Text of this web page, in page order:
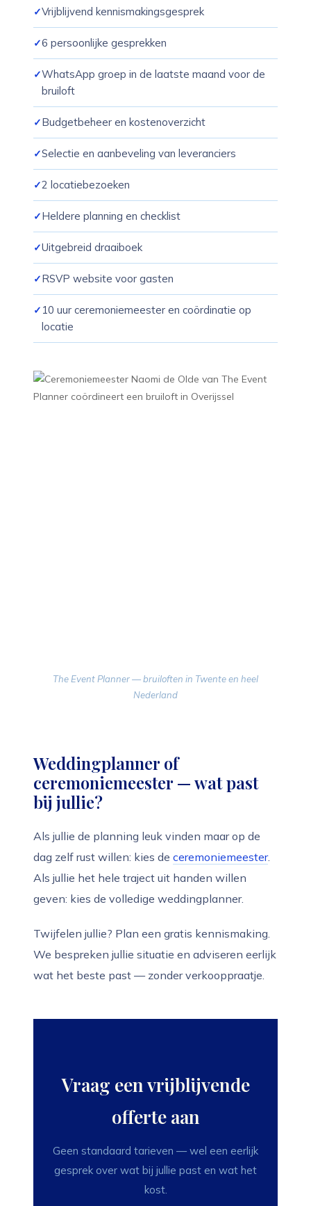
Vrijblijvend kennismakingsgesprek
6 persoonlijke gesprekken
WhatsApp groep in de laatste maand voor de
bruiloft
Budgetbeheer en kostenoverzicht
Selectie en aanbeveling van leveranciers
2 locatiebezoeken
Heldere planning en checklist
Uitgebreid draaiboek
RSVP website voor gasten
10 uur ceremoniemeester en coördinatie op
locatie
The Event Planner — bruiloften in Twente en heel
Nederland
Weddingplanner of
ceremoniemeester — wat past
bij jullie?
Als jullie de planning leuk vinden maar op de
dag zelf rust willen: kies de ceremoniemeester.
Als jullie het hele traject uit handen willen
geven: kies de volledige weddingplanner.
Twijfelen jullie? Plan een gratis kennismaking.
We bespreken jullie situatie en adviseren eerlijk
wat het beste past — zonder verkooppraatje.
Vraag een vrijblijvende
offerte aan
Geen standaard tarieven — wel een eerlijk
gesprek over wat bij jullie past en wat het
kost.